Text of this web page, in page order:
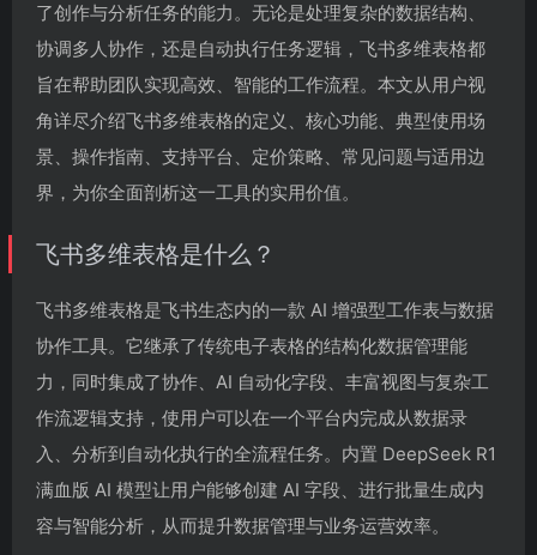
了创作与分析任务的能力。无论是处理复杂的数据结构、
协调多人协作，还是自动执行任务逻辑，飞书多维表格都
旨在帮助团队实现高效、智能的工作流程。本文从用户视
角详尽介绍飞书多维表格的定义、核心功能、典型使用场
景、操作指南、支持平台、定价策略、常见问题与适用边
界，为你全面剖析这一工具的实用价值。
飞书多维表格是什么？
飞书多维表格是飞书生态内的一款 AI 增强型工作表与数据
协作工具。它继承了传统电子表格的结构化数据管理能
力，同时集成了协作、AI 自动化字段、丰富视图与复杂工
作流逻辑支持，使用户可以在一个平台内完成从数据录
入、分析到自动化执行的全流程任务。内置 DeepSeek R1
满血版 AI 模型让用户能够创建 AI 字段、进行批量生成内
容与智能分析，从而提升数据管理与业务运营效率。